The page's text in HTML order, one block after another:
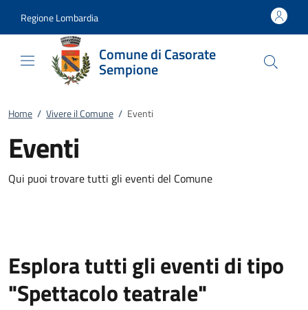
Regione Lombardia
Comune di Casorate
Sempione
Home / Vivere il Comune / Eventi
Eventi
Qui puoi trovare tutti gli eventi del Comune
Esplora tutti gli eventi di tipo
"Spettacolo teatrale"